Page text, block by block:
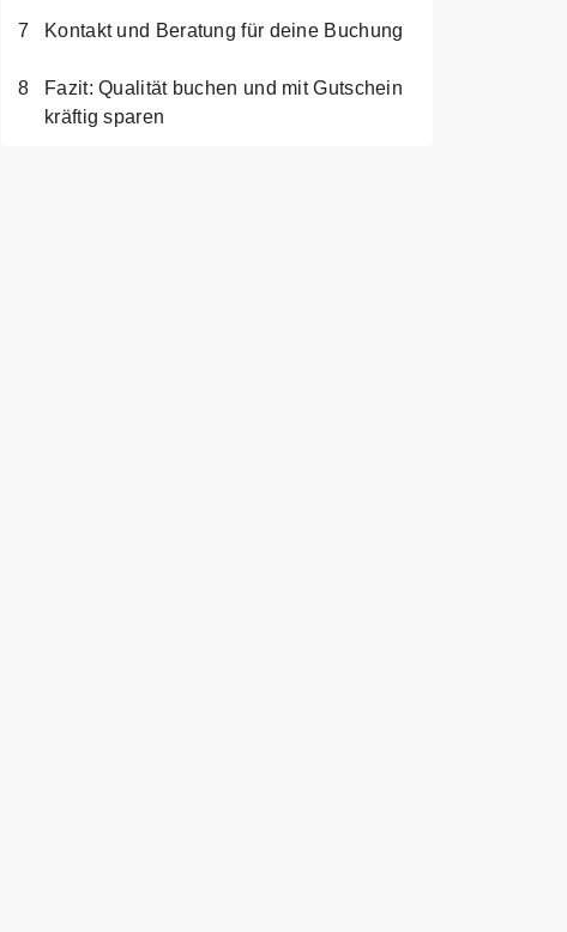
Kontakt und Beratung für deine Buchung
Fazit: Qualität buchen und mit Gutschein
kräftig sparen